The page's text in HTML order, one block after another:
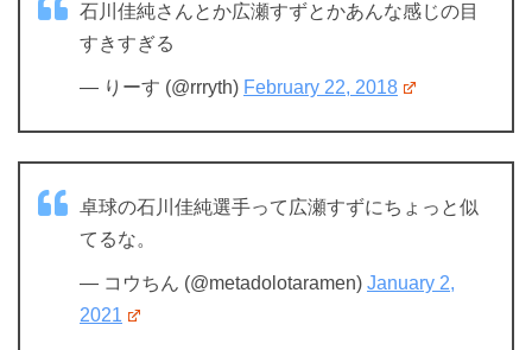
石川佳純さんとか広瀬すずとかあんな感じの目
すきすぎる
— りーす (@rrryth) February 22, 2018
卓球の石川佳純選手って広瀬すずにちょっと似
てるな。
— コウちん (@metadolotaramen) January 2,
2021